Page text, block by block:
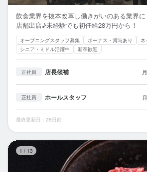
飲食業界を抜本改革し働きがいのある業界
店舗出店♪未経験でも初任給28万円から！
オープニングスタッフ募集 ボーナス・賞与あり
ネ
シニア・ミドル活躍中
新卒歓迎
正社員 店長候補
正社員 ホールスタッフ
最終更新日：28日前
1 / 13